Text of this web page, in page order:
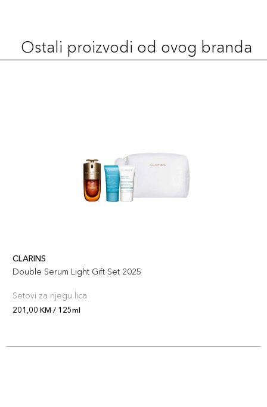
Ostali proizvodi od ovog branda
CLARINS
Double Serum Light Gift Set 2025
Setovi za njegu lica
201,00 KM / 125ml